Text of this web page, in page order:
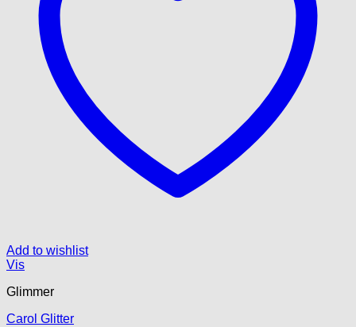
Add to wishlist
Vis
Glimmer
Carol Glitter